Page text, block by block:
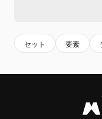
セット 要素